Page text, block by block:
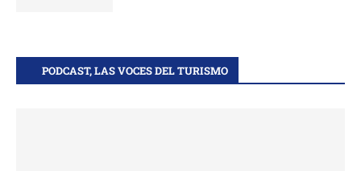
PODCAST, LAS VOCES DEL TURISMO